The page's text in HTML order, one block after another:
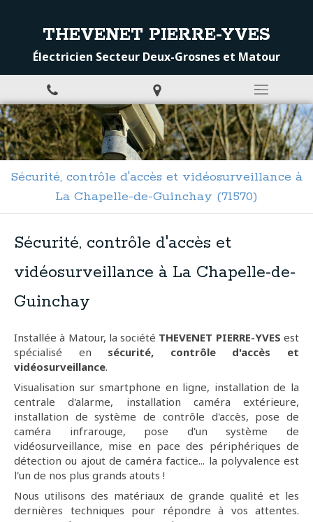
THEVENET PIERRE-YVES
Électricien Secteur Deux-Grosnes et Matour
Sécurité, contrôle d'accès et vidéosurveillance à
La Chapelle-de-Guinchay (71570)
Sécurité, contrôle d'accès et
vidéosurveillance à La Chapelle-de-
Guinchay
Installée à Matour, la société THEVENET PIERRE-YVES est
spécialisé en sécurité, contrôle d'accès et
vidéosurveillance.
Visualisation sur smartphone en ligne, installation de la
centrale d'alarme, installation caméra extérieure,
installation de système de contrôle d'accès, pose de
caméra infrarouge, pose d'un système de
vidéosurveillance, mise en pace des périphériques de
détection ou ajout de caméra factice... la polyvalence est
l'un de nos plus grands atouts !
Nous utilisons des matériaux de grande qualité et les
dernières techniques pour répondre à vos attentes.